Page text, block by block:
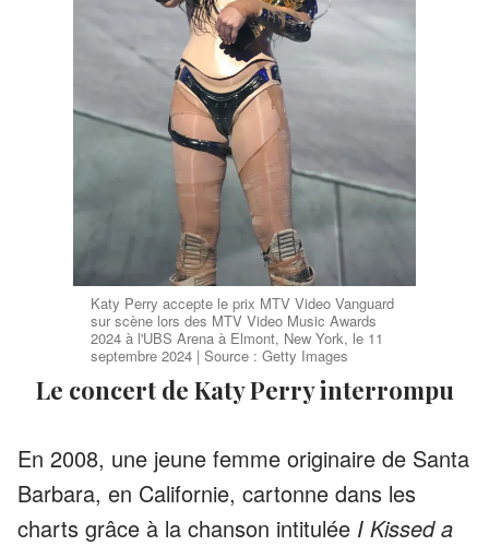
Katy Perry accepte le prix MTV Video Vanguard
sur scène lors des MTV Video Music Awards
2024 à l'UBS Arena à Elmont, New York, le 11
septembre 2024 | Source : Getty Images
Le concert de Katy Perry interrompu
En 2008, une jeune femme originaire de Santa
Barbara, en Californie, cartonne dans les
charts grâce à la chanson intitulée I Kissed a